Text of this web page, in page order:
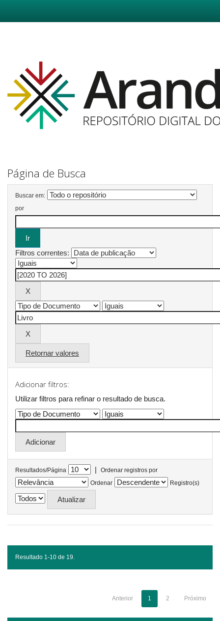
Página de Busca
Buscar em:
por
Filtros correntes:
Retornar valores
Adicionar filtros:
Utilizar filtros para refinar o resultado de busca.
Resultados/Página |
Ordenar registros por
Ordenar
Registro(s)
Resultado 1-10 de 19.
Anterior 1 2 Próximo